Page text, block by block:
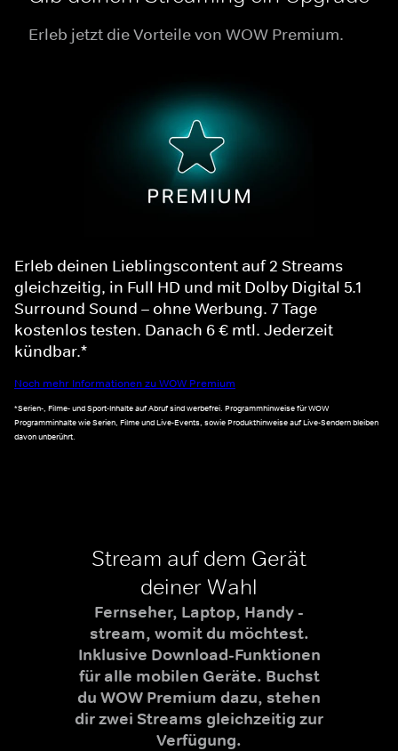
Erleb jetzt die Vorteile von WOW Premium.
Erleb deinen Lieblingscontent auf 2 Streams
gleichzeitig, in Full HD und mit Dolby Digital 5.1
Surround Sound – ohne Werbung. 7 Tage
kostenlos testen. Danach 6 € mtl. Jederzeit
kündbar.*
Noch mehr Informationen zu WOW Premium
*Serien-, Filme- und Sport-Inhalte auf Abruf sind werbefrei. Programmhinweise für WOW
Programminhalte wie Serien, Filme und Live-Events, sowie Produkthinweise auf Live-Sendern bleiben
davon unberührt.
Stream auf dem Gerät
deiner Wahl
Fernseher, Laptop, Handy -
stream, womit du möchtest.
Inklusive Download-Funktionen
für alle mobilen Geräte. Buchst
du WOW Premium dazu, stehen
dir zwei Streams gleichzeitig zur
Verfügung.